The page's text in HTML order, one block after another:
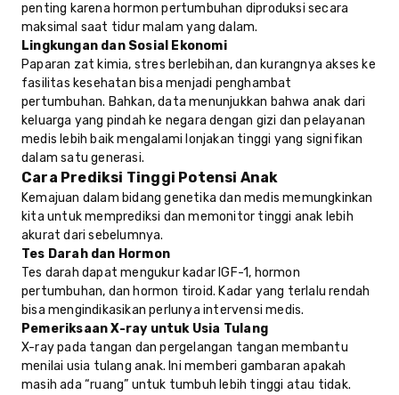
penting karena hormon pertumbuhan diproduksi secara
maksimal saat tidur malam yang dalam.
Lingkungan dan Sosial Ekonomi
Paparan zat kimia, stres berlebihan, dan kurangnya akses ke
fasilitas kesehatan bisa menjadi penghambat
pertumbuhan. Bahkan, data menunjukkan bahwa anak dari
keluarga yang pindah ke negara dengan gizi dan pelayanan
medis lebih baik mengalami lonjakan tinggi yang signifikan
dalam satu generasi.
Cara Prediksi Tinggi Potensi Anak
Kemajuan dalam bidang genetika dan medis memungkinkan
kita untuk memprediksi dan memonitor tinggi anak lebih
akurat dari sebelumnya.
Tes Darah dan Hormon
Tes darah dapat mengukur kadar IGF-1, hormon
pertumbuhan, dan hormon tiroid. Kadar yang terlalu rendah
bisa mengindikasikan perlunya intervensi medis.
Pemeriksaan X-ray untuk Usia Tulang
X-ray pada tangan dan pergelangan tangan membantu
menilai usia tulang anak. Ini memberi gambaran apakah
masih ada “ruang” untuk tumbuh lebih tinggi atau tidak.